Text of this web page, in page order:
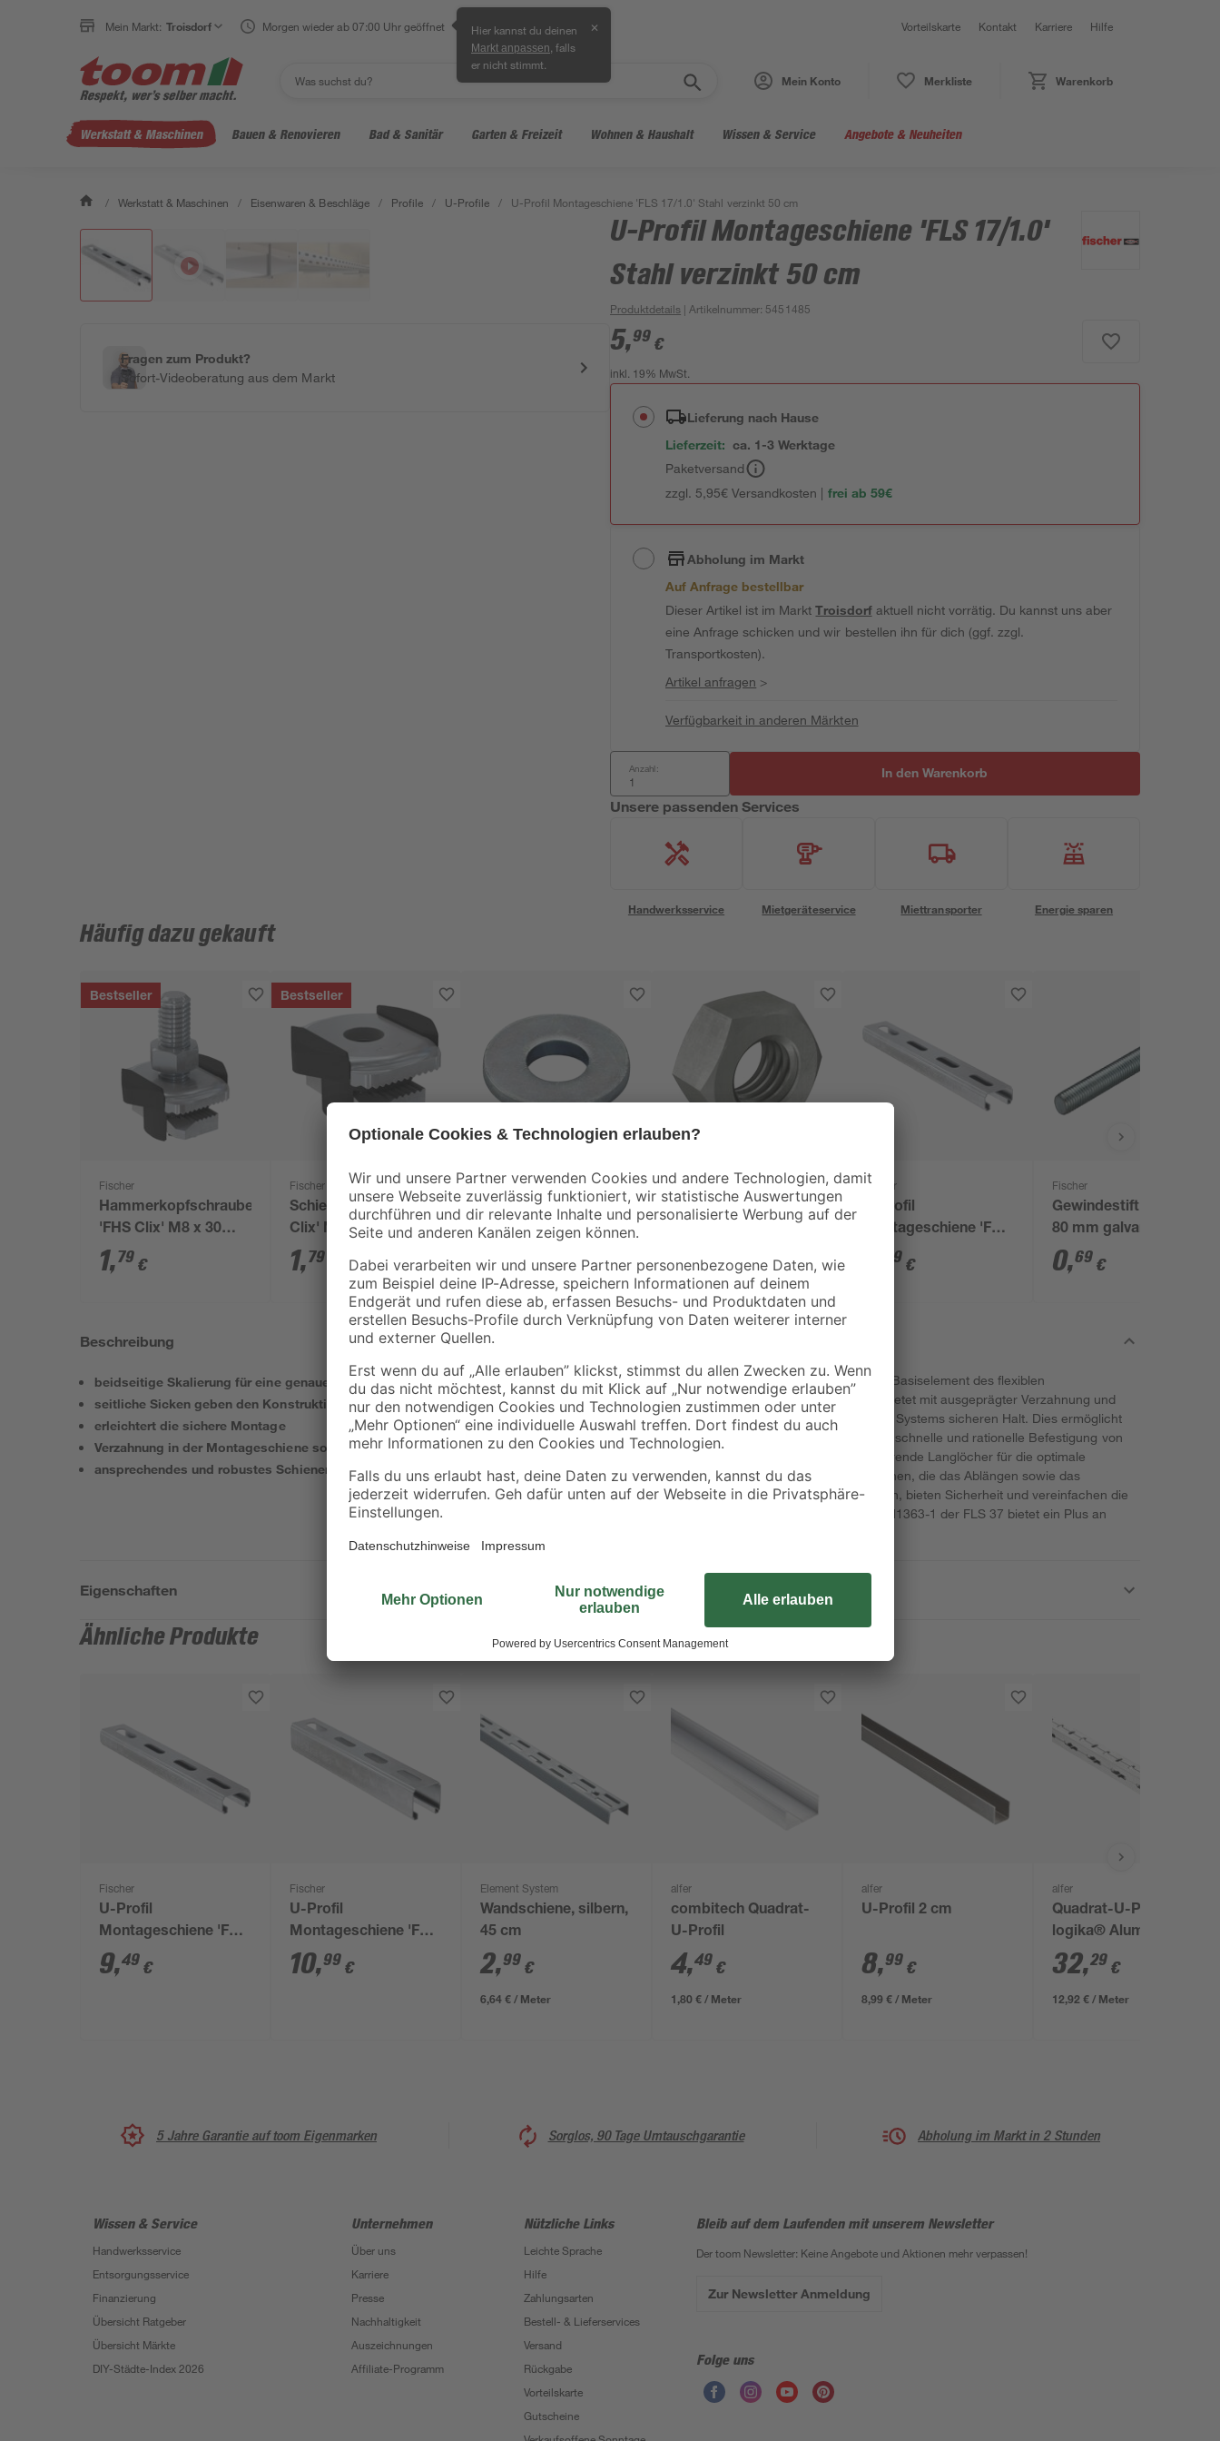
Mein Markt: Troisdorf Morgen wieder ab 07:00 Uhr geöffnet Hier kannst du deinen
Markt anpassen , falls
er nicht stimmt.
✕ Vorteilskarte Kontakt Karriere Hilfe
Mein Konto Merkliste Warenkorb
Werkstatt & Maschinen Bauen & Renovieren Bad & Sanitär Garten & Freizeit Wohnen & Haushalt Wissen & Service Angebote & Neuheiten
/ Werkstatt & Maschinen / Eisenwaren & Beschläge / Profile / U-Profile / U-Profil Montageschiene 'FLS 17/1.0' Stahl verzinkt 50 cm
Fragen zum Produkt?
Sofort-Videoberatung aus dem Markt
U-Profil Montageschiene 'FLS 17/1.0'
Stahl verzinkt 50 cm
Produktdetails | Artikelnummer: 5451485
5,99 €
inkl. 19% MwSt.
Lieferung nach Hause
Lieferzeit: ca. 1-3 Werktage
Paketversand
zzgl. 5,95€ Versandkosten | frei ab 59€
Abholung im Markt
Auf Anfrage bestellbar
Dieser Artikel ist im MarktTroisdorfaktuell nicht vorrätig. Du kannst uns aber
eine Anfrage schicken und wir bestellen ihn für dich (ggf. zzgl.
Transportkosten).
Artikel anfragen >
Verfügbarkeit in anderen Märkten
Anzahl: In den Warenkorb
Unsere passenden Services
Handwerksservice Mietgeräteservice Miettransporter Energie sparen
Häufig dazu gekauft
Bestseller
Fischer
Hammerkopfschraube
'FHS Clix' M8 x 30
mm galvanisch
verzinkt
1,79 €
Bestseller
Fischer
Schiebemutter 'FSM
Clix' M8 Stahl, 50
Stück
1,79
Fischer
Unterlegscheibe U 8 x
28 mm galvanisch
0, €
Fischer
Sechskantmutter MU
0, 49 €
Fischer
U-Profil
Montageschiene 'FLS
17/1.0' Stahl verzinkt
100 cm
49 €
Fischer
Gewindestift GS M8 x
80 mm galvanisch
verzinkt
0,69 €
Beschreibung
beidseitige Skalierung für eine genaue und korrekte Platzierung
seitliche Sicken geben den Konstruktionselementen einen perfekten Sitz
erleichtert die sichere Montage
Verzahnung in der Montageschiene sorgt für sicheren Halt
ansprechendes und robustes Schienendesign mit profilierten Kanten
Die fischer Montageschiene 'FLS 17/1.0' ist ein Basiselement des flexiblen
Schienensystems. Das C-Profil in 3 Bauhöhen bietet mit ausgeprägter Verzahnung und
Ecksicken den Konstruktionselementen des FLS Systems sicheren Halt. Dies ermöglicht
bei horizontalen und vertikalen Installationen die schnelle und rationelle Befestigung von
Rohrsträngen und Tragekonstruktionen. Alternierende Langlöcher für die optimale
Befestigung sowie die Skalierung auf den Schienen, die das Ablängen sowie das
Platzieren der Verbindungselemente unterstützen, bieten Sicherheit und vereinfachen die
Montage. Der Brandprüfbericht nach MLAR / EN1363-1 der FLS 37 bietet ein Plus an
Eigenschaften
Ähnliche Produkte
Fischer
U-Profil
Montageschiene 'FLS
17/1.0' Stahl verzinkt
100 cm
9,49 €
Fischer
U-Profil
Montageschiene 'FLS
30/1.0' Stahl verzinkt
100 cm
10,99 €
Element System
Wandschiene, silbern,
45 cm
2,99 €
6,64 € / Meter
alfer
combitech Quadrat-
U-Profil
4,49 €
1,80 € / Meter
alfer
U-Profil 2 cm
8,99 €
8,99 € / Meter
alfer
Quadrat-U-Profil
logika® Aluminium
250 x 2,35 cm
32,29 €
12,92 € / Meter
5 Jahre Garantie auf toom Eigenmarken Sorglos, 90 Tage Umtauschgarantie Abholung im Markt in 2 Stunden
Wissen & Service
Handwerksservice
Entsorgungsservice
Finanzierung
Übersicht Ratgeber
Übersicht Märkte
DIY-Städte-Index 2026
Unternehmen
Über uns
Karriere
Presse
Nachhaltigkeit
Auszeichnungen
Affiliate-Programm
Nützliche Links
Leichte Sprache
Hilfe
Zahlungsarten
Bestell- & Lieferservices
Versand
Rückgabe
Vorteilskarte
Gutscheine
Bleib auf dem Laufenden mit unserem Newsletter
Der toom Newsletter: Keine Angebote und Aktionen mehr verpassen!
Zur Newsletter Anmeldung
Folge uns